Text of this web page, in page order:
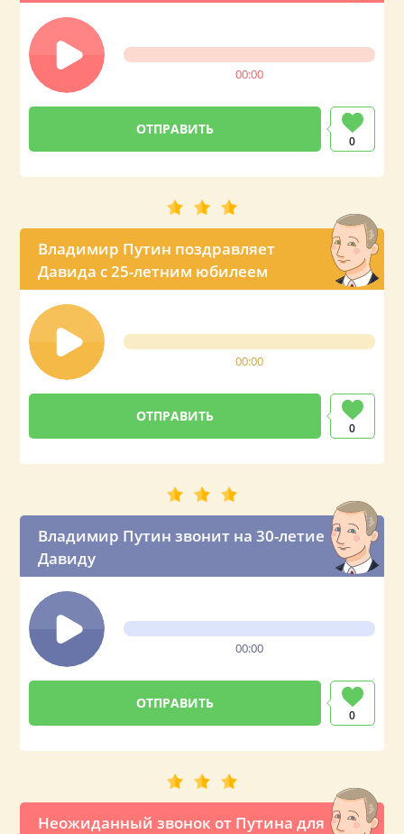
00:00
0
Владимир Путин поздравляет
Давида с 25-летним юбилеем
00:00
0
Владимир Путин звонит на 30-летие
Давиду
00:00
0
Неожиданный звонок от Путина для